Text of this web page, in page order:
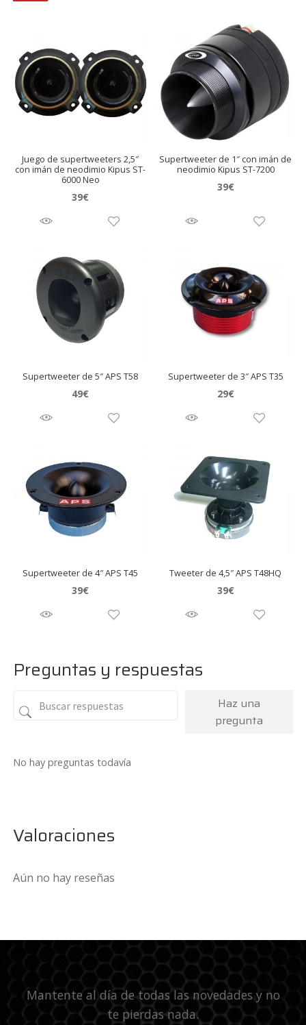
Juego de supertweeters 2,5″
con imán de neodimio Kipus ST-
6000 Neo
39€
Supertweeter de 1″ con imán de
neodimio Kipus ST-7200
39€
Supertweeter de 5″ APS T58
49€
Supertweeter de 3″ APS T35
29€
Supertweeter de 4″ APS T45
39€
Tweeter de 4,5″ APS T48HQ
39€
Preguntas y respuestas
Haz una
pregunta
No hay preguntas todavía
Valoraciones
Aún no hay reseñas
Mantente al día de todas las novedades y no
te pierdas nada.